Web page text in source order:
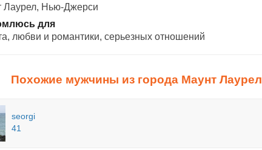
Лаурел, Нью-Джерси
для
любви и романтики, cерьезных отношений
Похожие мужчины из города Маунт Лаурел
seorgi
41